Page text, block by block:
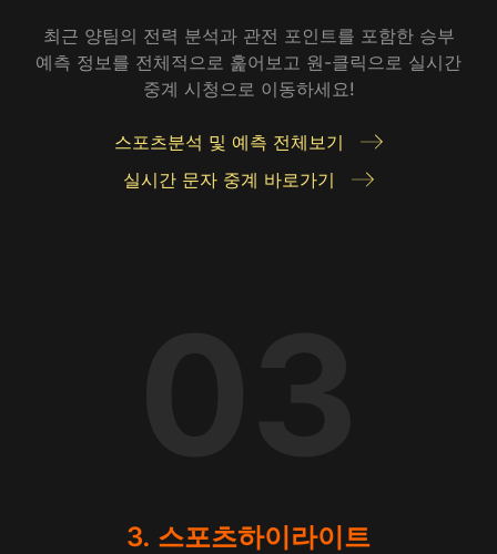
최근 양팀의 전력 분석과 관전 포인트를 포함한 승부
예측 정보를 전체적으로 훑어보고 원-클릭으로 실시간
중계 시청으로 이동하세요!
스포츠분석 및 예측 전체보기
실시간 문자 중계 바로가기
3. 스포츠하이라이트